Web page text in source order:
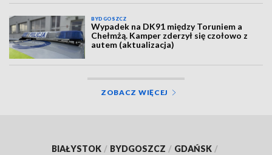
BYDGOSZCZ
Wypadek na DK91 między Toruniem a
Chełmżą. Kamper zderzył się czołowo z
autem (aktualizacja)
ZOBACZ WIĘCEJ
BIAŁYSTOK / BYDGOSZCZ / GDAŃSK /